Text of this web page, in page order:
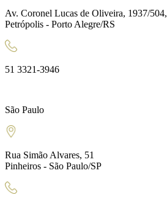
Av. Coronel Lucas de Oliveira, 1937/504,
Petrópolis - Porto Alegre/RS
51 3321-3946
São Paulo
Rua Simão Alvares, 51
Pinheiros - São Paulo/SP